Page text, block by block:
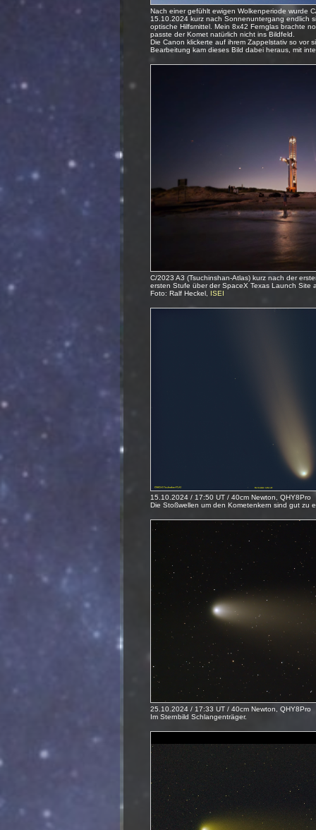
Nach einer gefühlt ewigen Wolkenperiode wurde
15.10.2024 kurz nach Sonnenuntergang endlich
optische Hilfsmittel. Mein 8x42 Fernglas brachte
passte der Komet natürlich nicht ins Bildfeld.
Die Canon klickerte auf ihrem Zappelstativ so vor
Bearbeitung kam dieses Bild dabei heraus, mit
C/2023 A3 (Tsuchinshan-Atlas) kurz nach der
ersten Stufe über der SpaceX Texas Launch Site
Foto: Ralf Heckel, ISEI
15.10.2024 / 17:50 UT / 40cm Newton, QHY8Pro
Die Stoßwellen um den Kometenkern sind gut zu
25.10.2024 / 17:33 UT / 40cm Newton, QHY8Pro
Im Sternbild Schlangenträger.